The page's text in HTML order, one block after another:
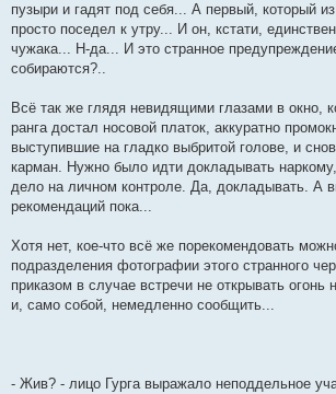
пузыри и гадят под себя... А первый, который
просто поседел к утру... И он, кстати,
чужака... Н-да... И это странное
собираются?..
Всё так же глядя невидящими глазами в окно,
ранга достал носовой платок, аккуратно
выступившие на гладко выбритой голове, и
карман. Нужно было идти докладывать
дело на личном контроле. Да, докладывать. А
рекомендаций пока...
Хотя нет, кое-что всё же порекомендовать
подразделения фотографии этого странного
приказом в случае встречи не открывать
и, само собой, немедленно сообщить...
- Жив? - лицо Гурга выражало неподдельное